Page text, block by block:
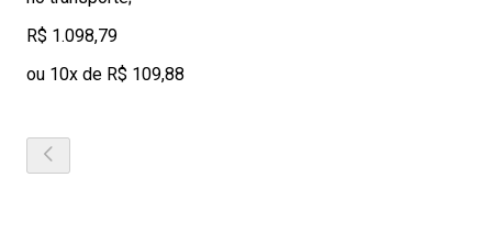
R$ 1.098,79
ou 10x de R$ 109,88